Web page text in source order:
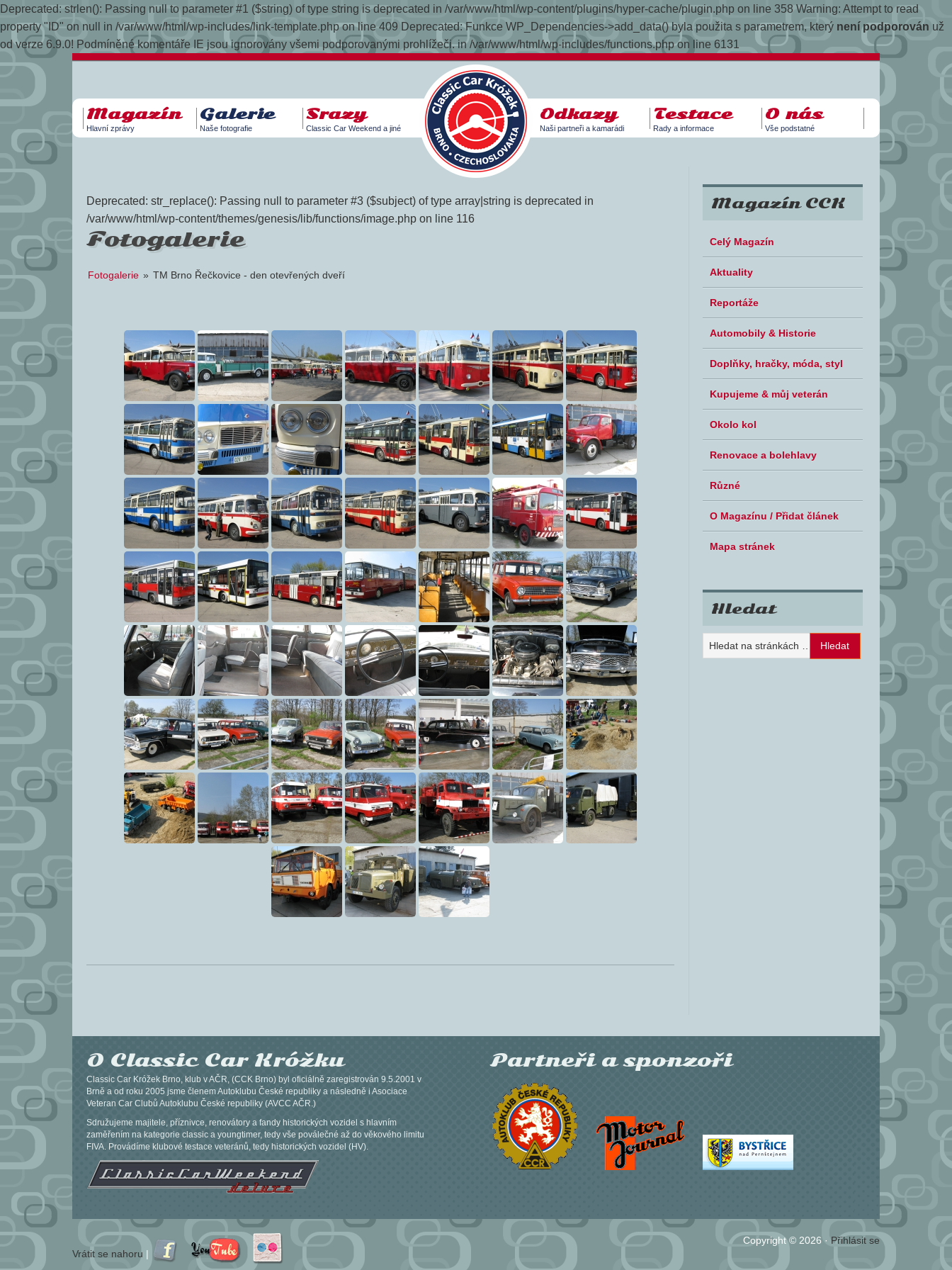
Deprecated: strlen(): Passing null to parameter #1 ($string) of type string is deprecated in /var/www/html/wp-content/plugins/hyper-cache/plugin.php on line 358 Warning: Attempt to read
property "ID" on null in /var/www/html/wp-includes/link-template.php on line 409 Deprecated: Funkce WP_Dependencies->add_data() byla použita s parametrem, který není podporován už
od verze 6.9.0! Podmíněné komentáře IE jsou ignorovány všemi podporovanými prohlížeči. in /var/www/html/wp-includes/functions.php on line 6131
Magazín
Hlavní zprávy
Galerie
Naše fotografie
Srazy
Classic Car Weekend a jiné
Odkazy
Naši partneři a kamarádi
Testace
Rady a informace
O nás
Vše podstatné
Deprecated: str_replace(): Passing null to parameter #3 ($subject) of type array|string is deprecated in
/var/www/html/wp-content/themes/genesis/lib/functions/image.php on line 116
Fotogalerie
Fotogalerie » TM Brno Řečkovice - den otevřených dveří
Magazín CCK
Celý Magazín
Aktuality
Reportáže
Automobily & Historie
Doplňky, hračky, móda, styl
Kupujeme & můj veterán
Okolo kol
Renovace a bolehlavy
Různé
O Magazínu / Přidat článek
Mapa stránek
Hledat
O Classic Car Króžku
Classic Car Króžek Brno, klub v AČR, (CCK Brno) byl oficiálně zaregistrován 9.5.2001 v
Brně a od roku 2005 jsme členem Autoklubu České republiky a následně i Asociace
Veteran Car Clubů Autoklubu České republiky (AVCC AČR.)
Sdružujeme majitele, příznivce, renovátory a fandy historických vozidel s hlavním
zaměřením na kategorie classic a youngtimer, tedy vše poválečné až do věkového limitu
FIVA. Provádíme klubové testace veteránů, tedy historických vozidel (HV).
Partneři a sponzoři
Vrátit se nahoru |
Copyright © 2026 · Přihlásit se